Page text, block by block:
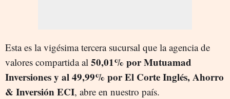
Esta es la vigésima tercera sucursal que la agencia de
valores compartida al 50,01% por Mutuamad
Inversiones y al 49,99% por El Corte Inglés, Ahorro
& Inversión ECI, abre en nuestro país.